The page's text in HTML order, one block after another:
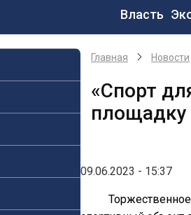
Основная
Власть
Главная Новости
«Спорт
площадку
09.06.2023 - 15:37